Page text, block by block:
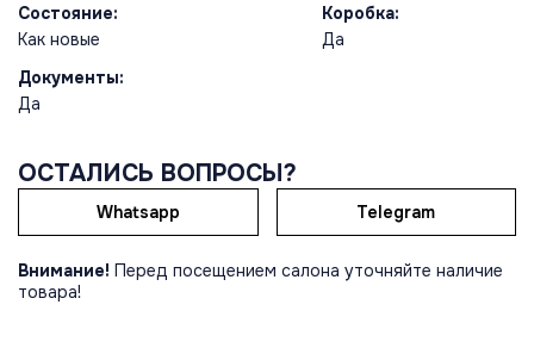
Состояние:
Как новые
Коробка:
Да
Документы:
Да
ОСТАЛИСЬ ВОПРОСЫ?
Whatsapp Telegram
Внимание! Перед посещением салона уточняйте наличие
товара!